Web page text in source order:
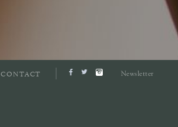
CONTACT Newsletter